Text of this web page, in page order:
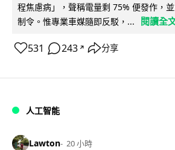
程焦慮病」，聲稱電量剩 75% 便發作，
制令。惟專業車媒隨即反駁，...
閱讀全
531 243 ↗ 分享
人工智能
Lawton 20 小時